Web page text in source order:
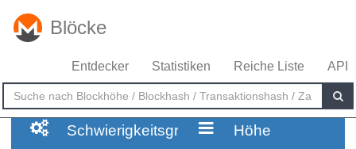
Blöcke
Entdecker Statistiken Reiche Liste API
Schwierigkeitsgrad Höhe